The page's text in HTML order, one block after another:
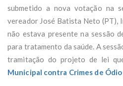
submetido a nova votação na
vereador José Batista Neto (PT),
não estava presente na sessão
para tratamento da saúde. A
tramitação do projeto de lei
Municipal contra Crimes de Ódio